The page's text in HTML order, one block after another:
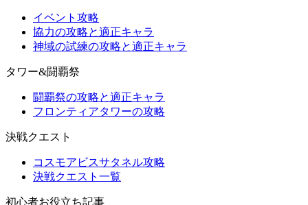
イベント攻略
協力の攻略と適正キャラ
神域の試練の攻略と適正キャラ
タワー&闘覇祭
闘覇祭の攻略と適正キャラ
フロンティアタワーの攻略
決戦クエスト
コスモアビスサタネル攻略
決戦クエスト一覧
初心者お役立ち記事